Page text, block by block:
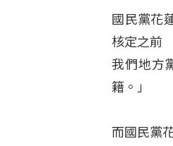
國民黨花
核定之前
我們地方
籍。」
而國民黨